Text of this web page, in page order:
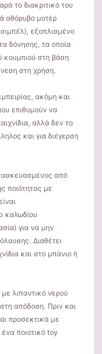
το διακριτικό του
αθόρυβο μοτέρ
εξοπλισμένο
δόνησης, τα οποία
κουμπιού στη βάση
στη χρήση.
ακόμη και
επιθυμούν να
αλλά δεν το
και για διέγερση
από
ποιότητας με
καλωδίου
για να μην
Διαθέτει
και στο μπάνιο ή
λιπαντικό νερού
απόδοση. Πριν και
προσεκτικά με
ποιοτικό toy